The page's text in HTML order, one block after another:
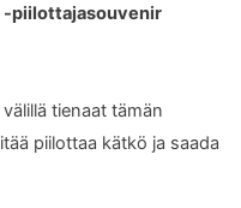
-piilottajasouvenir
tienaat tämän
piilottaa kätkö ja saada